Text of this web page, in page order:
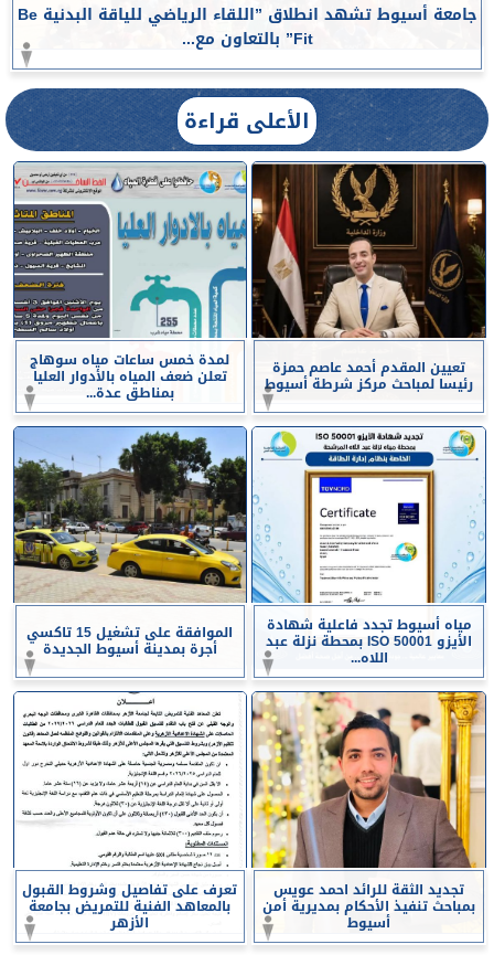
جامعة أسيوط تشهد انطلاق ”اللقاء الرياضي للياقة البدنية Be
Fit” بالتعاون مع...
الأعلى قراءة
تعيين المقدم أحمد عاصم حمزة
رئيسا لمباحث مركز شرطة أسيوط
لمدة خمس ساعات مياه سوهاج
تعلن ضعف المياه بالأدوار العليا
بمناطق عدة...
مياه أسيوط تجدد فاعلية شهادة
الأيزو ISO 50001 بمحطة نزلة عبد
اللاه...
الموافقة على تشغيل 15 تاكسي
أجرة بمدينة أسيوط الجديدة
تجديد الثقة للرائد احمد عويس
بمباحث تنفيذ الأحكام بمديرية أمن
أسيوط
تعرف على تفاصيل وشروط القبول
بالمعاهد الفنية للتمريض بجامعة
الأزهر